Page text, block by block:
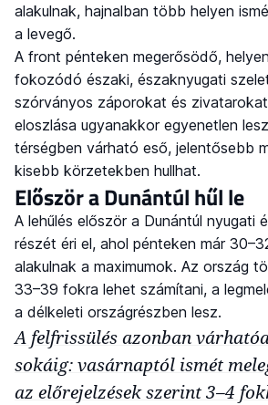
alakulnak, hajnalban több helyen
a levegő.
A front pénteken megerősödő,
fokozódó északi, északnyugati
szórványos záporokat és
eloszlása ugyanakkor egyenetlen
térségben várható eső, jelentősebb
kisebb körzetekben hullhat.
Először a Dunántúl hűl le
A lehűlés először a Dunántúl nyugati
részét éri el, ahol pénteken már
alakulnak a maximumok. Az ország
33–39 fokra lehet számítani, a
a délkeleti országrészben lesz.
A felfrissülés azonban
sokáig: vasárnaptól ismét
az előrejelzések szerint 3–4